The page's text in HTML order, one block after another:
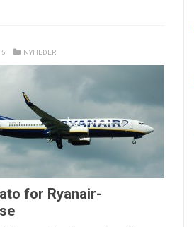
NYHEDER
for Ryanair-